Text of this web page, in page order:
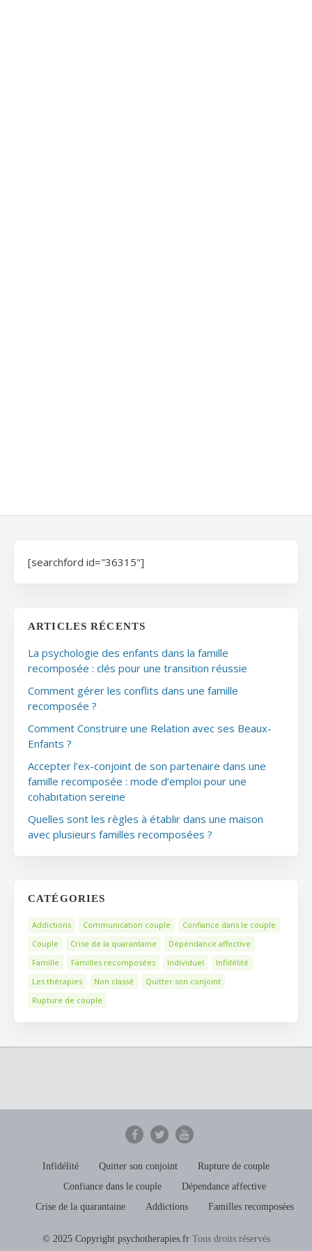
[searchford id="36315"]
ARTICLES RÉCENTS
La psychologie des enfants dans la famille
recomposée : clés pour une transition réussie
Comment gérer les conflits dans une famille
recomposée ?
Comment Construire une Relation avec ses Beaux-
Enfants ?
Accepter l’ex-conjoint de son partenaire dans une
famille recomposée : mode d’emploi pour une
cohabitation sereine
Quelles sont les règles à établir dans une maison
avec plusieurs familles recomposées ?
CATÉGORIES
Addictions Communication couple
Confiance dans le couple
Couple
Crise de la quarantaine
Dépendance affective
Famille
Familles recomposées Individuel
Infidélité
Les thérapies
Non classé
Quitter son conjoint
Rupture de couple
Infidélité Quitter son conjoint
Rupture de couple
Confiance dans le couple
Dépendance affective
Crise de la quarantaine
Addictions Familles recomposées
© 2025 Copyright psychotherapies.frTous droits réservés